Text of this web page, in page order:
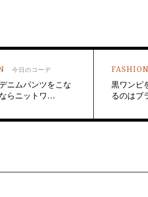
今日のコーデ
ニムパンツをこな
らニットワ…
FASHION
黒ワンピ
るのはブ